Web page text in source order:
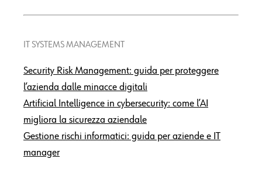
IT SYSTEMS MANAGEMENT
Security Risk Management: guida per proteggere
l’azienda dalle minacce digitali
Artificial Intelligence in cybersecurity: come l’AI
migliora la sicurezza aziendale
Gestione rischi informatici: guida per aziende e IT
manager